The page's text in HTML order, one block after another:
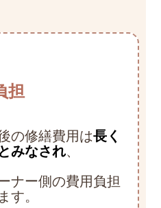
担
の修繕費用は長く
みなされ、
ナー側の費用負担
す。